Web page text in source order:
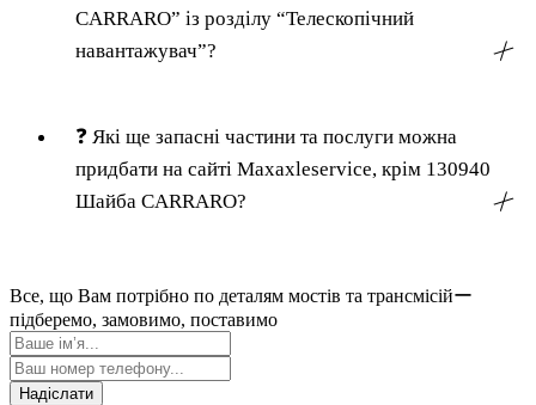
CARRARO” із розділу “Телескопічний
навантажувач”?
╳
❓ Які ще запасні частини та послуги можна
придбати на сайті Maxaxleservice, крім 130940
Шайба CARRARO?
╳
Все, що Вам потрібно по деталям мостів та трансмісійー
підберемо, замовимо, поставимо
Надіслати